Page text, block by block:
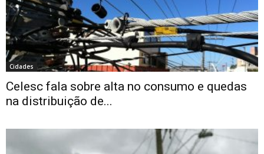
Cidades
Celesc fala sobre alta no consumo e quedas
na distribuição de...